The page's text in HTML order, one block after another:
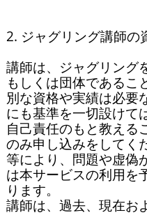
2. ジャグリング講師の
講師は、ジャグリング
もしくは団体であるこ
別な資格や実績は必要
にも基準を一切設けて
自己責任のもと教える
のみ申し込みをしてく
等により、問題や虚偽
は本サービスの利用を
ります。
講師は、過去、現在お